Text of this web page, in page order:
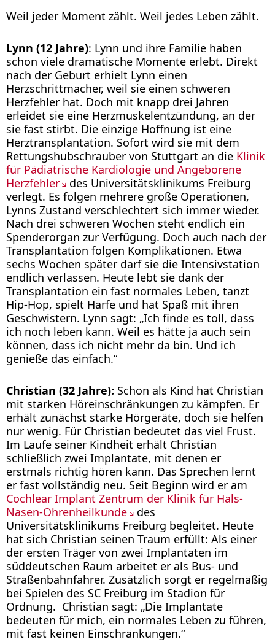
Weil jeder Moment zählt. Weil jedes Leben zählt.
Lynn (12 Jahre): Lynn und ihre Familie haben
schon viele dramatische Momente erlebt. Direkt
nach der Geburt erhielt Lynn einen
Herzschrittmacher, weil sie einen schweren
Herzfehler hat. Doch mit knapp drei Jahren
erleidet sie eine Herzmuskelentzündung, an der
sie fast stirbt. Die einzige Hoffnung ist eine
Herztransplantation. Sofort wird sie mit dem
Rettungshubschrauber von Stuttgart an die Klinik
für Pädiatrische Kardiologie und Angeborene
Herzfehler
des Universitätsklinikums Freiburg
verlegt. Es folgen mehrere große Operationen,
Lynns Zustand verschlechtert sich immer wieder.
Nach drei schweren Wochen steht endlich ein
Spenderorgan zur Verfügung. Doch auch nach der
Transplantation folgen Komplikationen. Etwa
sechs Wochen später darf sie die Intensivstation
endlich verlassen. Heute lebt sie dank der
Transplantation ein fast normales Leben, tanzt
Hip-Hop, spielt Harfe und hat Spaß mit ihren
Geschwistern. Lynn sagt: „Ich finde es toll, dass
ich noch leben kann. Weil es hätte ja auch sein
können, dass ich nicht mehr da bin. Und ich
genieße das einfach.“
Christian (32 Jahre): Schon als Kind hat Christian
mit starken Höreinschränkungen zu kämpfen. Er
erhält zunächst starke Hörgeräte, doch sie helfen
nur wenig. Für Christian bedeutet das viel Frust.
Im Laufe seiner Kindheit erhält Christian
schließlich zwei Implantate, mit denen er
erstmals richtig hören kann. Das Sprechen lernt
er fast vollständig neu. Seit Beginn wird er am
Cochlear Implant Zentrum der Klinik für Hals-
Nasen-Ohrenheilkunde
des
Universitätsklinikums Freiburg begleitet. Heute
hat sich Christian seinen Traum erfüllt: Als einer
der ersten Träger von zwei Implantaten im
süddeutschen Raum arbeitet er als Bus- und
Straßenbahnfahrer. Zusätzlich sorgt er regelmäßig
bei Spielen des SC Freiburg im Stadion für
Ordnung. Christian sagt: „Die Implantate
bedeuten für mich, ein normales Leben zu führen,
mit fast keinen Einschränkungen.“